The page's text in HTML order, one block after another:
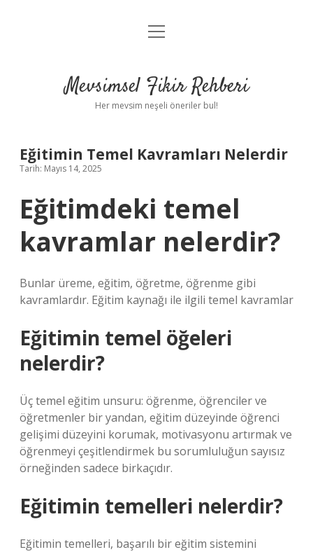
Anasayfa
Yasal Uyarı
menüyü
Mevsimsel Fikir Rehberi
Her mevsim neşeli öneriler bul!
Eğitimin Temel Kavramları Nelerdir
Tarih: Mayıs 14, 2025
Eğitimdeki temel
kavramlar nelerdir?
Bunlar üreme, eğitim, öğretme, öğrenme gibi
kavramlardır. Eğitim kaynağı ile ilgili temel kavramlar
Eğitimin temel öğeleri
nelerdir?
Üç temel eğitim unsuru: öğrenme, öğrenciler ve
öğretmenler bir yandan, eğitim düzeyinde öğrenci
gelişimi düzeyini korumak, motivasyonu artırmak ve
öğrenmeyi çeşitlendirmek bu sorumluluğun sayısız
örneğinden sadece birkaçıdır.
Eğitimin temelleri nelerdir?
Eğitimin temelleri, başarılı bir eğitim sistemini